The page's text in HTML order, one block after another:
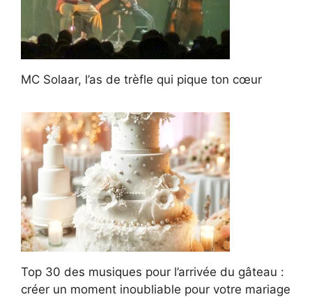
MC Solaar, l’as de trèfle qui pique ton cœur
Top 30 des musiques pour l’arrivée du gâteau :
créer un moment inoubliable pour votre mariage